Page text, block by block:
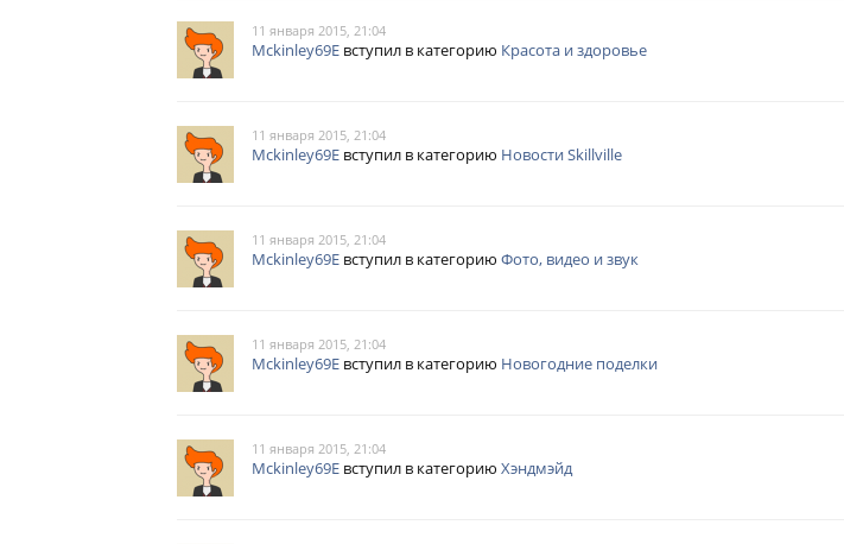
11 января 2015, 21:04
Mckinley69E вступил в категорию Красота и здоровье
11 января 2015, 21:04
Mckinley69E вступил в категорию Новости Skillville
11 января 2015, 21:04
Mckinley69E вступил в категориюФото, видео и звук
11 января 2015, 21:04
Mckinley69E вступил в категорию Новогодние поделки
11 января 2015, 21:04
Mckinley69E вступил в категориюХэндмэйд